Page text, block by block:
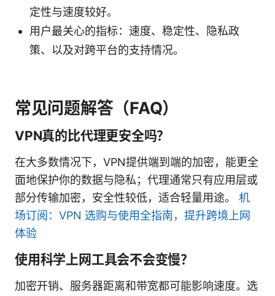
定性与速度较好。
用户最关心的指标：速度、稳定性、隐私政
策、以及对跨平台的支持情况。
常见问题解答（FAQ）
VPN真的比代理更安全吗？
在大多数情况下，VPN提供端到端的加密，能更全
面地保护你的数据与隐私；代理通常只有应用层或
部分传输加密，安全性较低，适合轻量用途。 机
场订阅：VPN 选购与使用全指南，提升跨境上网
体验
使用科学上网工具会不会变慢？
加密开销、服务器距离和带宽都可能影响速度。选